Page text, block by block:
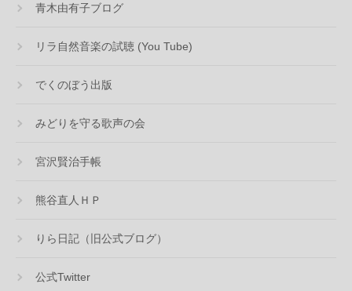
青木由有子ブログ
リラ自然音楽の試聴 (You Tube)
でくのぼう出版
みどりを守る歌声の会
宮沢賢治手帳
熊谷直人ＨＰ
りら日記（旧公式ブログ）
公式Twitter